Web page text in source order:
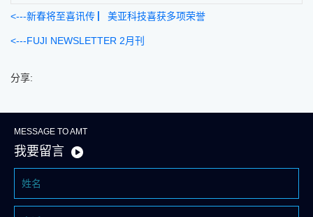
新春将至喜讯传 ▏美亚科技喜获多项荣誉
FUJI NEWSLETTER 2月刊
分享:
MESSAGE TO AMT
我要留言